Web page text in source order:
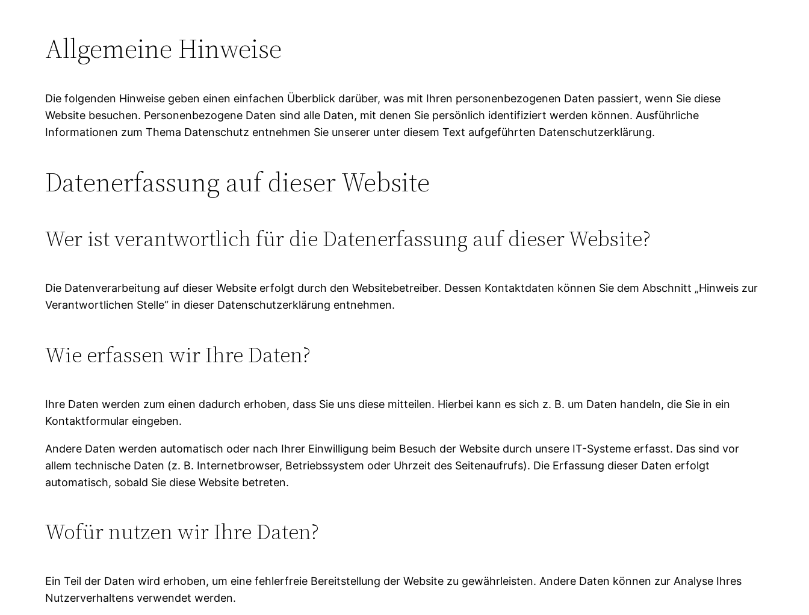
Allgemeine Hinweise
Die folgenden Hinweise geben einen einfachen Überblick darüber, was mit Ihren personenbezogenen Daten passiert, wenn Sie diese
Website besuchen. Personenbezogene Daten sind alle Daten, mit denen Sie persönlich identifiziert werden können. Ausführliche
Informationen zum Thema Datenschutz entnehmen Sie unserer unter diesem Text aufgeführten Datenschutzerklärung.
Datenerfassung auf dieser Website
Wer ist verantwortlich für die Datenerfassung auf dieser Website?
Die Datenverarbeitung auf dieser Website erfolgt durch den Websitebetreiber. Dessen Kontaktdaten können Sie dem Abschnitt „Hinweis zur
Verantwortlichen Stelle“ in dieser Datenschutzerklärung entnehmen.
Wie erfassen wir Ihre Daten?
Ihre Daten werden zum einen dadurch erhoben, dass Sie uns diese mitteilen. Hierbei kann es sich z. B. um Daten handeln, die Sie in ein
Kontaktformular eingeben.
Andere Daten werden automatisch oder nach Ihrer Einwilligung beim Besuch der Website durch unsere IT-Systeme erfasst. Das sind vor
allem technische Daten (z. B. Internetbrowser, Betriebssystem oder Uhrzeit des Seitenaufrufs). Die Erfassung dieser Daten erfolgt
automatisch, sobald Sie diese Website betreten.
Wofür nutzen wir Ihre Daten?
Ein Teil der Daten wird erhoben, um eine fehlerfreie Bereitstellung der Website zu gewährleisten. Andere Daten können zur Analyse Ihres
Nutzerverhaltens verwendet werden.